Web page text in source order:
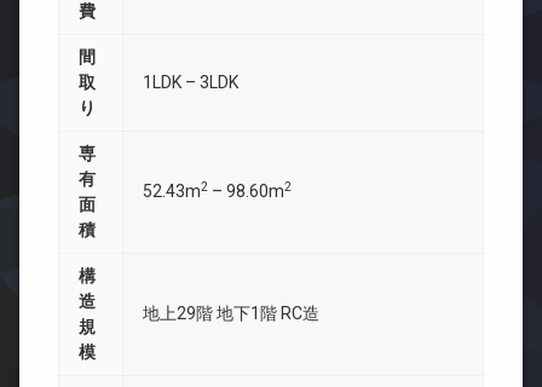
費
間
取
り
1LDK – 3LDK
専
有
面
積
52.43m2 – 98.60m2
構
造
規
模
地上29階 地下1階 RC造